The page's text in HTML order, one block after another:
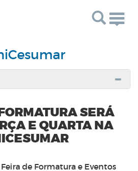
SERÁ
E QUARTA NA
de Formatura e Eventos